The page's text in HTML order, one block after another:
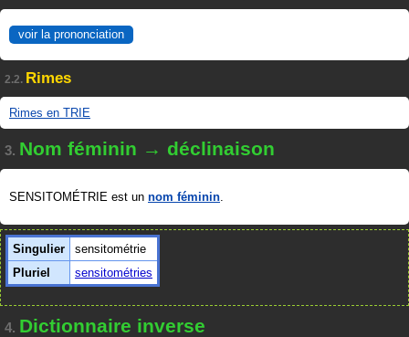
voir la prononciation
2.2. Rimes
Rimes en TRIE
3. Nom féminin → déclinaison
SENSITOMÉTRIE est un nom féminin.
Singulier
sensitométrie
Pluriel
sensitométries
4. Dictionnaire inverse